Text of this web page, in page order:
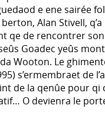
e ene sairée
Alan Stivell,
qe de rencontrer
Goadec yeûs
Wooton. Le
s’ermembraet de
de la qenûe pour
O devienra le